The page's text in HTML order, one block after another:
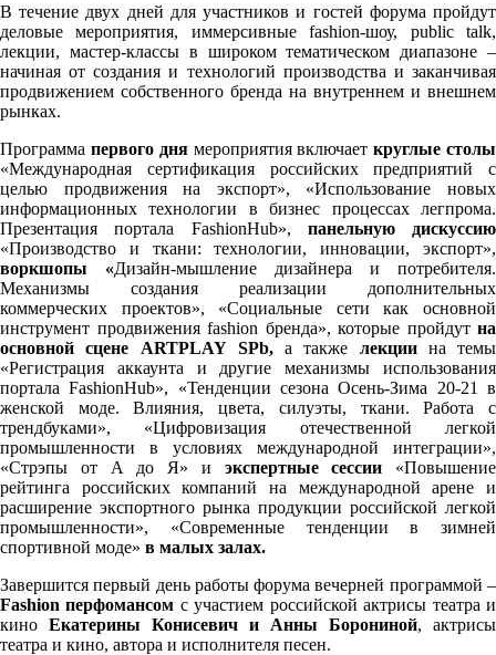
В течение двух дней для участников и гостей форума пройдут
деловые мероприятия, иммерсивные fashion-шоу, public talk,
лекции, мастер-классы в широком тематическом диапазоне –
начиная от создания и технологий производства и заканчивая
продвижением собственного бренда на внутреннем и внешнем
рынках.
Программа первого днямероприятия включаеткруглые столы
«Международная сертификация российских предприятий с
целью продвижения на экспорт», «Использование новых
информационных технологии в бизнес процессах легпрома.
Презентация портала FashionHub», панельную дискуссию
«Производство и ткани: технологии, инновации, экспорт»,
воркшопы «Дизайн-мышление дизайнера и потребителя.
Механизмы создания реализации дополнительных
коммерческих проектов», «Социальные сети как основной
инструмент продвижения fashion бренда», которые пройдут на
основной сцене ARTPLAY SPb, а также лекции на темы
«Регистрация аккаунта и другие механизмы использования
портала FashionHub», «Тенденции сезона Осень-Зима 20-21 в
женской моде. Влияния, цвета, силуэты, ткани. Работа с
трендбуками», «Цифровизация отечественной легкой
промышленности в условиях международной интеграции»,
«Стрэпы от А до Я» и экспертные сессии «Повышение
рейтинга российских компаний на международной арене и
расширение экспортного рынка продукции российской легкой
промышленности», «Современные тенденции в зимней
спортивной моде» в малых залах.
Завершится первый день работы форума вечерней программой –
Fashion перфомансом с участием российской актрисы театра и
кино Екатерины Конисевич и Анны Борониной, актрисы
театра и кино, автора и исполнителя песен.